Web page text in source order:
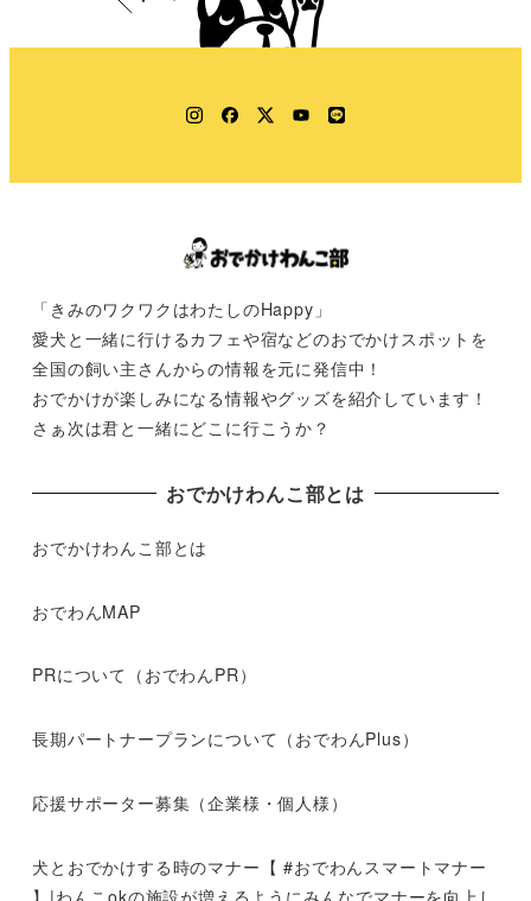
Instagram
Facebook
TwitterYouTube
LINE
「きみのワクワクはわたしのHappy」
愛犬と一緒に行けるカフェや宿などのおでかけスポットを
全国の飼い主さんからの情報を元に発信中！
おでかけが楽しみになる情報やグッズを紹介しています！
さぁ次は君と一緒にどこに行こうか？
おでかけわんこ部とは
おでかけわんこ部とは
おでわんMAP
PRについて（おでわんPR）
長期パートナープランについて（おでわんPlus）
応援サポーター募集（企業様・個人様）
犬とおでかけする時のマナー【 #おでわんスマートマナー
】|わんこokの施設が増えるようにみんなでマナーを向上し